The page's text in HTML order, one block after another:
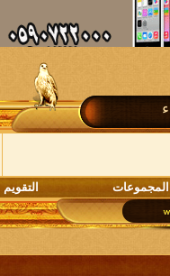
المجموعات التقويم